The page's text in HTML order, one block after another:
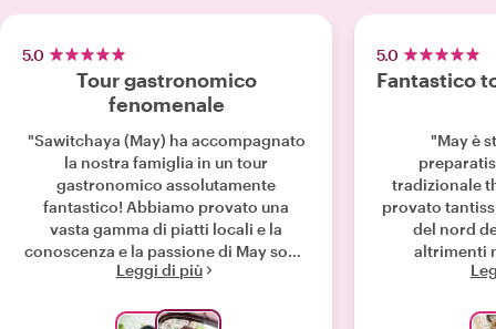
5.0
Tour gastronomico
fenomenale
"Sawitchaya (May) ha accompagnato
la nostra famiglia in un tour
gastronomico assolutamente
fantastico! Abbiamo provato una
vasta gamma di piatti locali e la
conoscenza e la passione di May sono
davvero stimolanti. Anche i miei figli
piovosa e May ci ha portato in giro per
Leggi di più
5.0
Fantastico
"May è
tradizionale
provato
del nord
altrimenti
conosciuto.
abbiamo